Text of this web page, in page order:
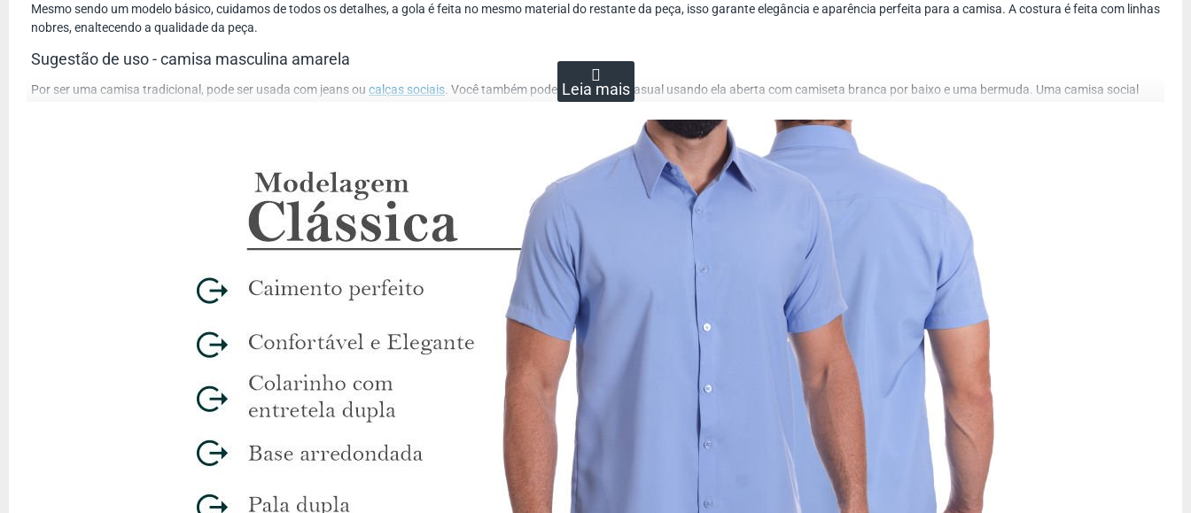
Mesmo sendo um modelo básico, cuidamos de todos os detalhes, a gola é feita no mesmo material do restante da peça, isso garante elegância e aparência perfeita para a camisa. A costura é feita com linhas
nobres, enaltecendo a qualidade da peça.
Sugestão de uso - camisa masculina amarela
Por ser uma camisa tradicional, pode ser usada com jeans ou calças sociais. Você também pode dar um look casual usando ela aberta com camiseta branca por baixo e uma bermuda. Uma camisa social
de algodão é uma peça extremamente confortável e que é usado em vários visuais. Não tenha medo e arrisque sempre.
camisa social amarela
do seu tamanho, mesmo que um tamanho menor ou maior entre, fica muito mais apresentável no tamanho exato.
é muito resistente, segura melhor a cor e até consegue proporcionar um toque sedoso.
O produto é enviado em até 2 dias úteis após a confirmação do pagamento e o código de rastreamento é enviado para você, após postagem nos correios, por e-mail, para que você possa acompanhar
Você precisa ter uma camisa amarela social
Se existe uma camisa que precisamos ter no guarda-roupas écamisa social amarela camisa social
é uma ótima escolha para o dia-a-dia, seja para trabalho ou para o lazer. É uma camisa de cor básica,
tradicional, combina com praticamente tudo. Use essa camisa social para trabalho, reuniões, viagens e para o lazer. Não tenha medo!
Confira mais camisas de manga curta em nossa categoria: Camisas manga curta